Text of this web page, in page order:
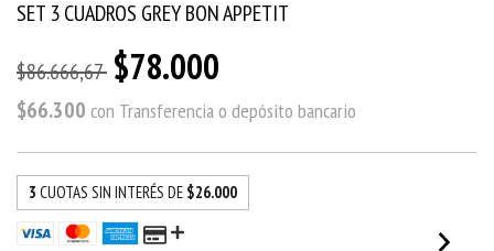
SET 3 CUADROS GREY BON APPETIT
$86.666,67 $78.000
$66.300 con Transferencia o depósito bancario
3 CUOTAS SIN INTERÉS DE $26.000